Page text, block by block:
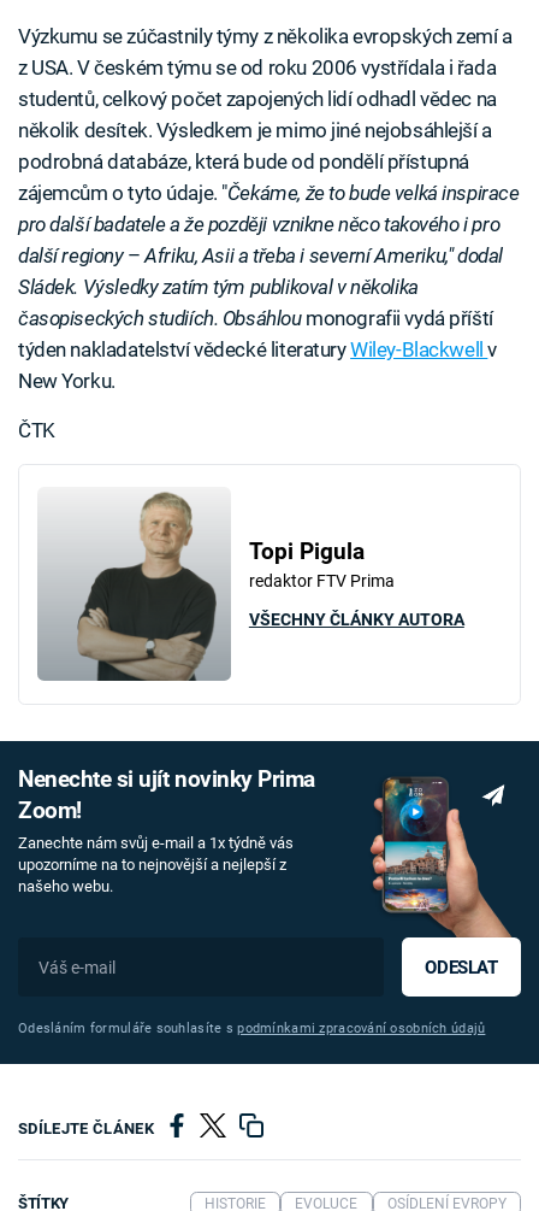
Výzkumu se zúčastnily týmy z několika evropských zemí a
z USA. V českém týmu se od roku 2006 vystřídala i řada
studentů, celkový počet zapojených lidí odhadl vědec na
několik desítek. Výsledkem je mimo jiné nejobsáhlejší a
podrobná databáze, která bude od pondělí přístupná
zájemcům o tyto údaje. "Čekáme, že to bude velká inspirace
pro další badatele a že později vznikne něco takového i pro
další regiony– Afriku, Asii a třeba i severní Ameriku," dodal
Sládek. Výsledky zatím tým publikoval v několika
časopiseckých studiích. Obsáhlou monografii vydá příští
týden nakladatelství vědecké literaturyWiley-Blackwellv
New Yorku.
ČTK
Topi Pigula
redaktor FTV Prima
VŠECHNY ČLÁNKY AUTORA
Nenechte si ujít novinky Prima
Zoom!
Zanechte nám svůj e-mail a 1x týdně vás
upozorníme na to nejnovější a nejlepší z
našeho webu.
ODESLAT
Odesláním formuláře souhlasíte spodmínkami zpracování osobních údajů
SDÍLEJTE ČLÁNEK
ŠTÍTKY HISTORIE EVOLUCE OSÍDLENÍ EVROPY